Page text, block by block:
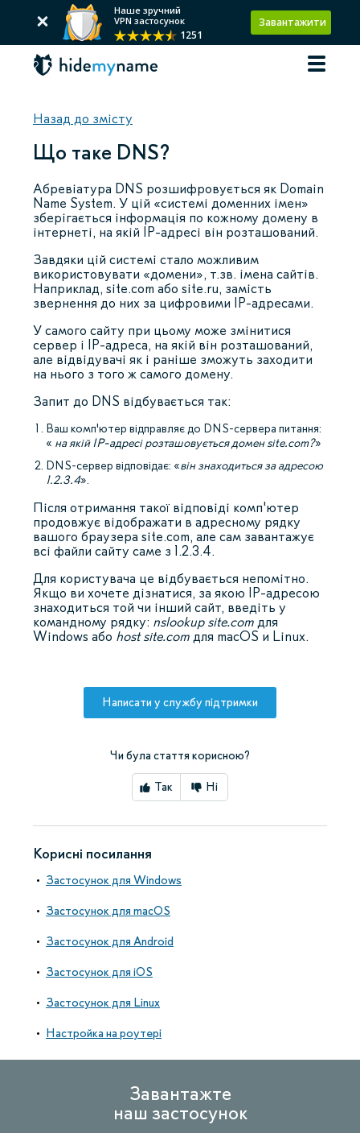
Наше зручний
VPN застосунок
1251
Завантажити
Назад до змісту
Що таке DNS?
Абревіатура DNS розшифровується як Domain
Name System. У цій «системі доменних імен»
зберігається інформація по кожному домену в
інтернеті, на якій IP-адресі він розташований.
Завдяки цій системі стало можливим
використовувати «домени», т.зв. імена сайтів.
Наприклад, site.com або site.ru, замість
звернення до них за цифровими IP-адресами.
У самого сайту при цьому може змінитися
сервер і IP-адреса, на якій він розташований,
але відвідувачі як і раніше зможуть заходити
на нього з того ж самого домену.
Запит до DNS відбувається так:
Ваш комп'ютер відправляє до DNS-сервера питання:
« на якій IP-адресі розташовується домен site.com?»
DNS-сервер відповідає: «він знаходиться за адресою
1.2.3.4».
Після отримання такої відповіді комп'ютер
продовжує відображати в адресному рядку
вашого браузера site.com, але сам завантажує
всі файли сайту саме з 1.2.3.4.
Для користувача це відбувається непомітно.
Якщо ви хочете дізнатися, за якою IP-адресою
знаходиться той чи інший сайт, введіть у
командному рядку: nslookup site.com для
Windows або host site.com для macOS и Linux.
Написати у службу підтримки
Чи була стаття корисною?
Так Ні
Корисні посилання
Застосунок для Windows
Застосунок для macOS
Застосунок для Android
Застосунок для iOS
Застосунок для Linux
Настройка на роутері
Завантажте
наш застосунок